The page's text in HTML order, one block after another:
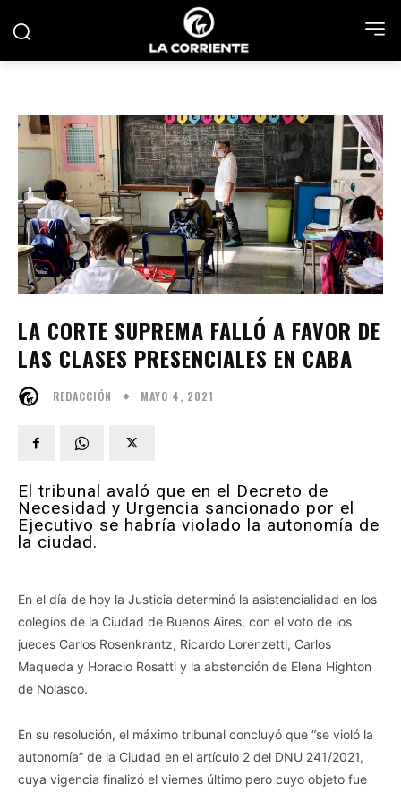
LA CORTE SUPREMA FALLÓ A FAVOR DE
LAS CLASES PRESENCIALES EN CABA
REDACCIÓN MAYO 4, 2021
El tribunal avaló que en el Decreto de
Necesidad y Urgencia sancionado por el
Ejecutivo se habría violado la autonomía de
la ciudad.
En el día de hoy la Justicia determinó la asistencialidad en los
colegios de la Ciudad de Buenos Aires, con el voto de los
jueces Carlos Rosenkrantz, Ricardo Lorenzetti, Carlos
Maqueda y Horacio Rosatti y la abstención de Elena Highton
de Nolasco.
En su resolución, el máximo tribunal concluyó que “se violó la
autonomía” de la Ciudad en el artículo 2 del DNU 241/2021,
cuya vigencia finalizó el viernes último pero cuyo objeto fue